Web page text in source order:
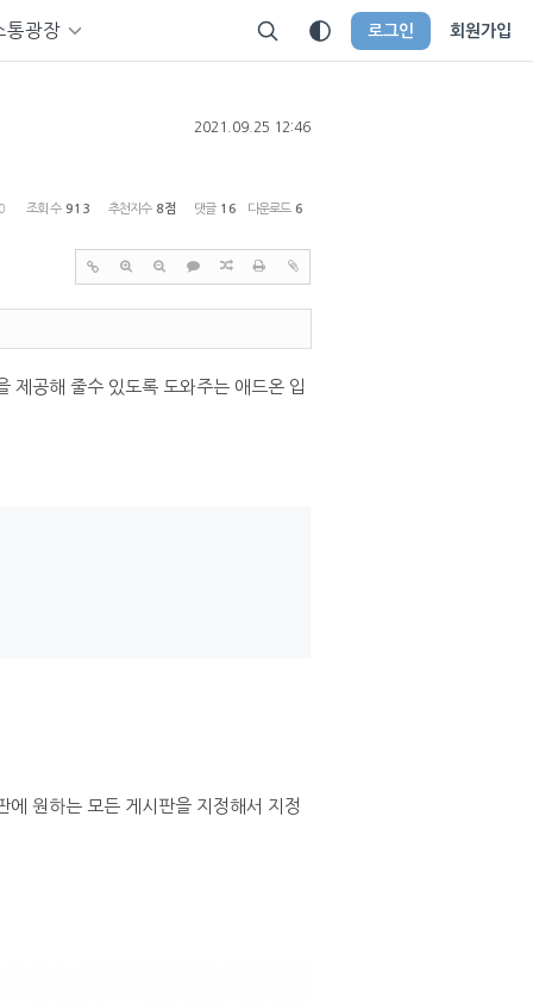
통광장 로그인 회원가입
2021.09.25 12:46
조회 수 913 추천지수 8점 댓글 16 다운로드 6
제공해 줄수 있도록 도와주는 애드온 입
원하는 모든 게시판을 지정해서 지정